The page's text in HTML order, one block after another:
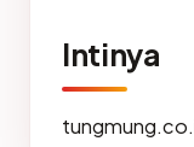
Intinya